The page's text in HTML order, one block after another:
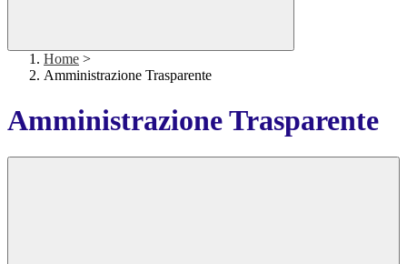
Home >
Amministrazione Trasparente
Amministrazione Trasparente